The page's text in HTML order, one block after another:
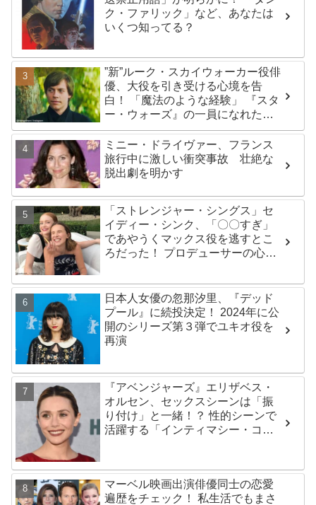
ク・ファリック」など、あなたは
いくつ知ってる？
”新”ルーク・スカイウォーカー役俳
優、大役を引き受ける心境を告
白！ 「魔法のような経験」 『スタ
ー・ウォーズ』の一員になれたこ
とによろこび爆発
ミニー・ドライヴァー、フランス
旅行中に激しい衝突事故 壮絶な
脱出劇を明かす
「ストレンジャー・シングス」セ
イディー・シンク、「〇〇すぎ」
であやうくマックス役を逃すとこ
ろだった！ プロデューサーの心を
日本人女優の忽那汐里、『デッド
プール』に続投決定！ 2024年に公
開のシリーズ第３弾でユキオ役を
再演
『アベンジャーズ』エリザベス・
オルセン、セックスシーンは「振
り付け」と一緒！？ 性的シーンで
活躍する「インティマシー・コー
マーベル映画出演俳優同士の恋愛
遍歴をチェック！ 私生活でもまさ